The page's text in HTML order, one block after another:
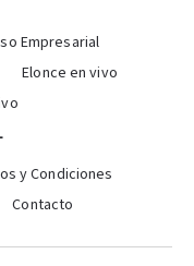
Empresarial
Elonce en vivo
y Condiciones
Contacto